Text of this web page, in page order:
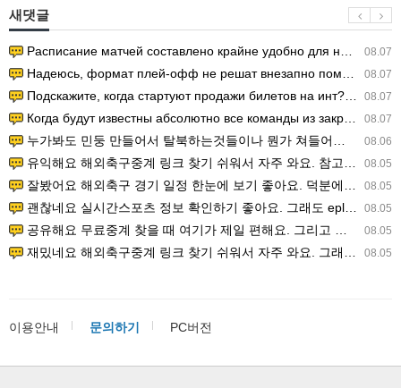
새댓글
08.07
Расписание матчей составлено крайне удобно для нашего часово…
08.07
Надеюсь, формат плей-офф не решат внезапно поменять. https:/…
08.07
Подскажите, когда стартуют продажи билетов на инт? https://g…
08.07
Когда будут известны абсолютно все команды из закрытых квали…
08.06
누가봐도 민둥 만들어서 탈북하는것들이나 뭔가 쳐들어오는 낌새를 미리 알아차리기 위함이지 저걸 전쟁준비라고 하…
08.05
유익해요 해외축구중계 링크 찾기 쉬워서 자주 와요. 참고로 무료스포츠중계 정보 확인할 때 출처 꼭 체크해요.…
08.05
잘봤어요 해외축구 경기 일정 한눈에 보기 좋아요. 덕분에 epl중계 볼 때 공식 중계 채널 먼저 찾아봐요. …
08.05
괜찮네요 실시간스포츠 정보 확인하기 좋아요. 그래도 epl중계 볼 때 공식 중계 채널 먼저 찾아봐요. 북마크…
08.05
공유해요 무료중계 찾을 때 여기가 제일 편해요. 그리고 무료스포츠중계 정보 확인할 때 출처 꼭 체크해요. 앞…
08.05
재밌네요 해외축구중계 링크 찾기 쉬워서 자주 와요. 그래서 해외축구중계도 정식 서비스로 봐야 안전해요. 다음…
이용안내 문의하기 PC버전